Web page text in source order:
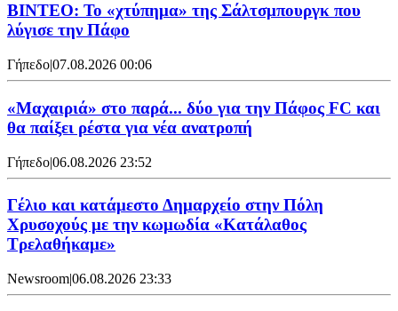
ΒΙΝΤΕΟ: Το «χτύπημα» της Σάλτσμπουργκ που
λύγισε την Πάφο
Γήπεδο|07.08.2026 00:06
«Μαχαιριά» στο παρά... δύο για την Πάφος FC και
θα παίξει ρέστα για νέα ανατροπή
Γήπεδο|06.08.2026 23:52
Γέλιο και κατάμεστο Δημαρχείο στην Πόλη
Χρυσοχούς με την κωμωδία «Κατάλαθος
Τρελαθήκαμε»
Newsroom|06.08.2026 23:33